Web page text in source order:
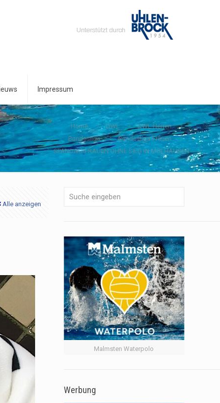
Impressum
Home DWL
DWL Herren
Bundesliga
Bundesliga-Frauen
SPANDAU-FRAUEN OHNE SIEG IN MÜLHAUSEN
Alle anzeigen
Malmsten Waterpolo
Werbung